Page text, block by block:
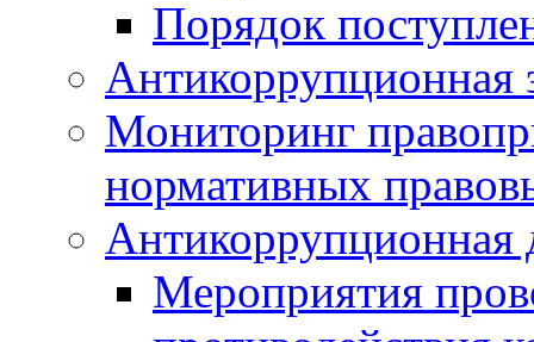
Порядок
Антикоррупционная
Мониторинг
нормативных
Антикоррупционная
Мероприятия